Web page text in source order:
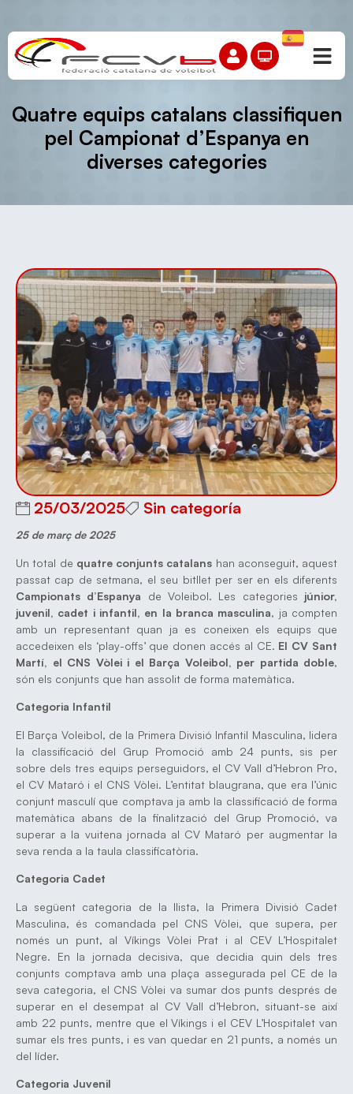
Quatre equips catalans classifiquen
pel Campionat d’Espanya en
diverses categories
25/03/2025 Sin categoría
25 de març de 2025
Un total de quatre conjunts catalans han aconseguit, aquest
passat cap de setmana, el seu bitllet per ser en els diferents
Campionats d’Espanya de Voleibol. Les categories júnior,
juvenil, cadet i infantil, en la branca masculina, ja compten
amb un representant quan ja es coneixen els equips que
accedeixen els ‘play-offs’ que donen accés al CE. El CV Sant
Martí, el CNS Vòlei i el Barça Voleibol, per partida doble,
són els conjunts que han assolit de forma matemàtica.
Categoria Infantil
El Barça Voleibol, de la Primera Divisió Infantil Masculina, lidera
la classificació del Grup Promoció amb 24 punts, sis per
sobre dels tres equips perseguidors, el CV Vall d’Hebron Pro,
el CV Mataró i el CNS Vòlei. L’entitat blaugrana, que era l’únic
conjunt masculí que comptava ja amb la classificació de forma
matemàtica abans de la finalització del Grup Promoció, va
superar a la vuitena jornada al CV Mataró per augmentar la
seva renda a la taula classificatòria.
Categoria Cadet
La següent categoria de la llista, la Primera Divisió Cadet
Masculina, és comandada pel CNS Vòlei, que supera, per
només un punt, al Víkings Vòlei Prat i al CEV L’Hospitalet
Negre. En la jornada decisiva, que decidia quin dels tres
conjunts comptava amb una plaça assegurada pel CE de la
seva categoria, el CNS Vòlei va sumar dos punts després de
superar en el desempat al CV Vall d’Hebron, situant-se així
amb 22 punts, mentre que el Víkings i el CEV L’Hospitalet van
sumar els tres punts, i es van quedar en 21 punts, a només un
del líder.
Categoria Juvenil